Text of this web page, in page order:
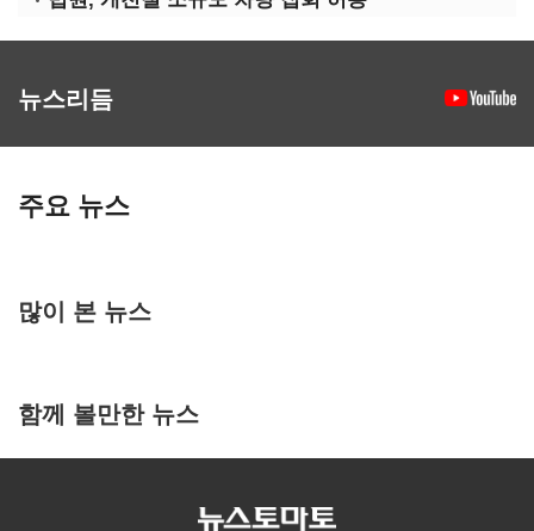
뉴스리듬
주요 뉴스
많이 본 뉴스
함께 볼만한 뉴스